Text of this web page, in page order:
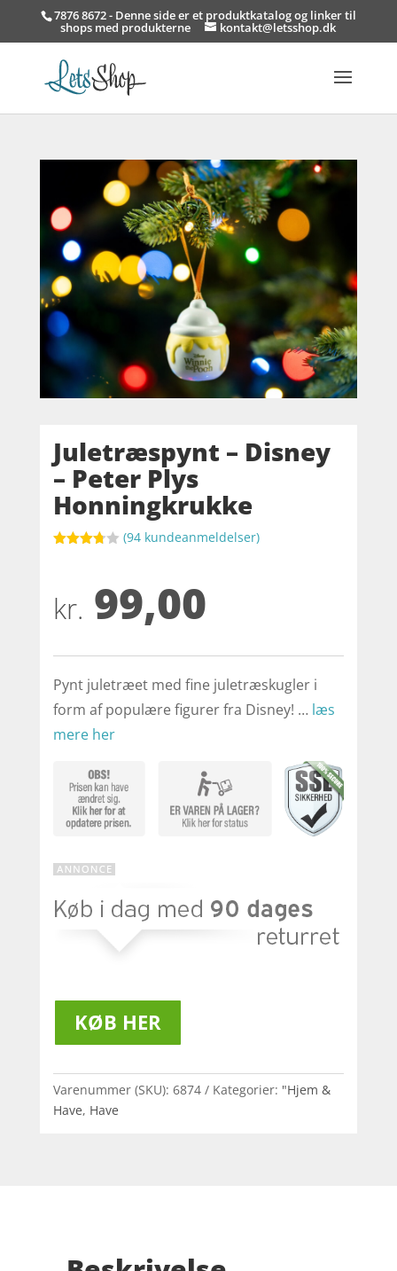
7876 8672 - Denne side er et produktkatalog og linker til
shops med produkterne kontakt@letsshop.dk
Juletræspynt – Disney
– Peter Plys
Honningkrukke
baseret
på
er
(94 kundeanmeldelser)
kr. 99,00
Pynt juletræet med fine juletræskugler i
form af populære figurer fra Disney! … læs
mere her
KØB HER
Varenummer (SKU): 6874 Kategorier: "Hjem &
Have, Have